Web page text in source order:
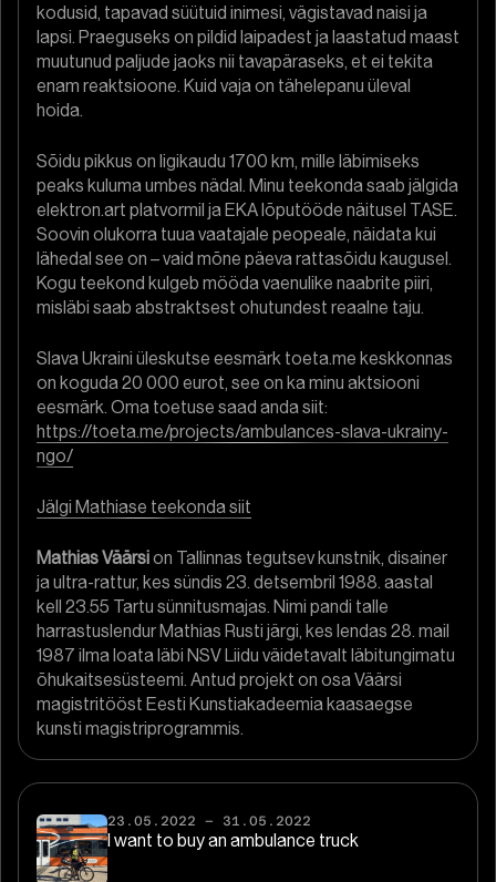
kodusid, tapavad süütuid inimesi, vägistavad naisi ja
lapsi. Praeguseks on pildid laipadest ja laastatud maast
muutunud paljude jaoks nii tavapäraseks, et ei tekita
enam reaktsioone. Kuid vaja on tähelepanu üleval
hoida.
Sõidu pikkus on ligikaudu 1700 km, mille läbimiseks
peaks kuluma umbes nädal. Minu teekonda saab jälgida
elektron.art platvormil ja EKA lõputööde näitusel TASE.
Soovin olukorra tuua vaatajale peopeale, näidata kui
lähedal see on – vaid mõne päeva rattasõidu kaugusel.
Kogu teekond kulgeb mööda vaenulike naabrite piiri,
misläbi saab abstraktsest ohutundest reaalne taju.
Slava Ukraini üleskutse eesmärk toeta.me keskkonnas
on koguda 20 000 eurot, see on ka minu aktsiooni
eesmärk. Oma toetuse saad anda siit:
https://toeta.me/projects/ambulances-slava-ukrainy-
ngo/
Jälgi Mathiase teekonda siit
Mathias Väärsion Tallinnas tegutsev kunstnik, disainer
ja ultra-rattur, kes sündis 23. detsembril 1988. aastal
kell 23.55 Tartu sünnitusmajas. Nimi pandi talle
harrastuslendur Mathias Rusti järgi, kes lendas 28. mail
1987 ilma loata läbi NSV Liidu väidetavalt läbitungimatu
õhukaitsesüsteemi. Antud projekt on osa Väärsi
magistritööst Eesti Kunstiakadeemia kaasaegse
kunsti magistriprogrammis.
23.05.2022 – 31.05.2022
I want to buy an ambulance truck